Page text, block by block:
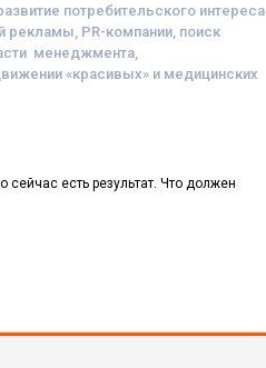
потребительского интереса
PR-компании, поиск
менеджмента,
«красивых» и медицинских
есть результат. Что должен